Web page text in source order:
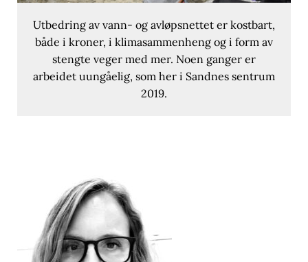
Utbedring av vann- og avløpsnettet er kostbart,
både i kroner, i klimasammenheng og i form av
stengte veger med mer. Noen ganger er
arbeidet uungåelig, som her i Sandnes sentrum
2019.